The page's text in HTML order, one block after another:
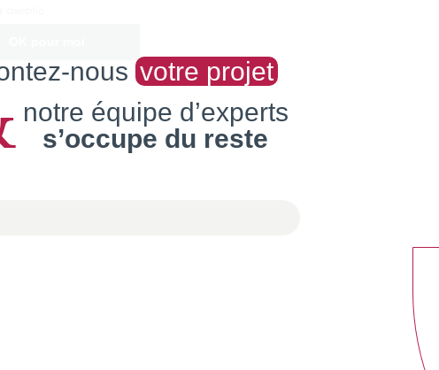
nous votre projet
notre équipe d’experts
s’occupe du reste